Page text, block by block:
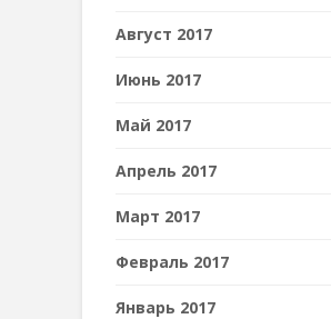
Август 2017
Июнь 2017
Май 2017
Апрель 2017
Март 2017
Февраль 2017
Январь 2017